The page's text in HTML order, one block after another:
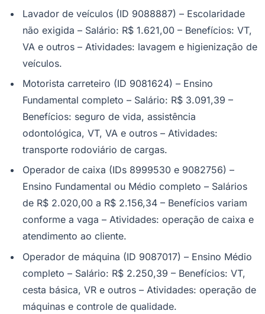
Fluminense
Lavador de veículos (ID 9088887) – Escolaridade
não exigida – Salário: R$ 1.621,00 – Benefícios: VT,
VA e outros – Atividades: lavagem e higienização de
veículos.
Motorista carreteiro (ID 9081624) – Ensino
Fundamental completo – Salário: R$ 3.091,39 –
Benefícios: seguro de vida, assistência
odontológica, VT, VA e outros – Atividades:
transporte rodoviário de cargas.
Operador de caixa (IDs 8999530 e 9082756) –
Ensino Fundamental ou Médio completo – Salários
de R$ 2.020,00 a R$ 2.156,34 – Benefícios variam
conforme a vaga – Atividades: operação de caixa e
atendimento ao cliente.
Operador de máquina (ID 9087017) – Ensino Médio
completo – Salário: R$ 2.250,39 – Benefícios: VT,
cesta básica, VR e outros – Atividades: operação de
máquinas e controle de qualidade.